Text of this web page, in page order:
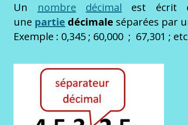
Un nombre décimal est écrit
une partie décimale séparées par
Exemple : 0,345 ; 60,000 ; 67,301 ;